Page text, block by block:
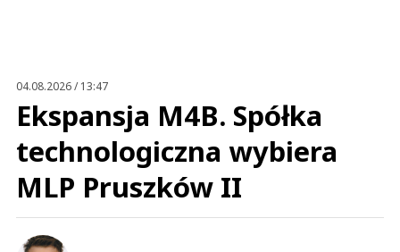
04.08.2026 / 13:47
Ekspansja M4B. Spółka
technologiczna wybiera
MLP Pruszków II